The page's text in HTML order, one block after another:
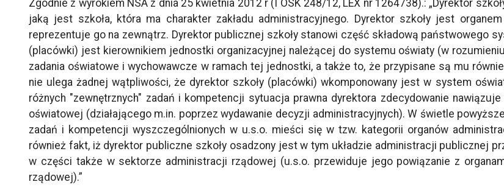
Zgodnie z wyrokiem NSA z dnia 25 kwietnia 2012 r (I OSK 248/12, LEX nr 1264738).: „Dyrektor
jaką jest szkoła, która ma charakter zakładu administracyjnego. Dyrektor szkoły jest
reprezentuje go na zewnątrz. Dyrektor publicznej szkoły stanowi część składową państwowego
(placówki) jest kierownikiem jednostki organizacyjnej należącej do systemu oświaty (w
zadania oświatowe i wychowawcze w ramach tej jednostki, a także to, że przypisane są mu
nie ulega żadnej wątpliwości, że dyrektor szkoły (placówki) wkomponowany jest w system
różnych "zewnętrznych" zadań i kompetencji sytuacja prawna dyrektora zdecydowanie
oświatowej (działającego m.in. poprzez wydawanie decyzji administracyjnych). W świetle
zadań i kompetencji wyszczególnionych w u.s.o. mieści się w tzw. kategorii organów
również fakt, iż dyrektor publiczne szkoły osadzony jest w tym układzie administracji publicznej
w części także w sektorze administracji rządowej (u.s.o. przewiduje jego powiązanie z
rządowej).”